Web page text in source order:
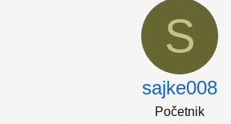
S
sajke008
Početnik